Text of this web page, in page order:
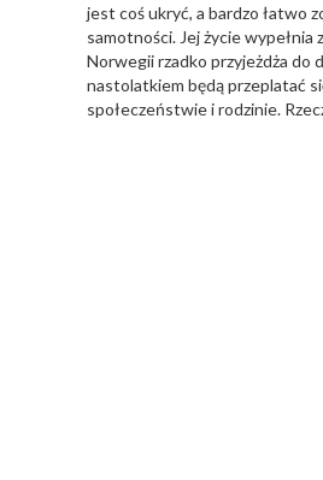
jest coś ukryć, a bardzo łatwo
samotności. Jej życie wypełnia
Norwegii rzadko przyjeżdża do
nastolatkiem będą przeplatać
społeczeństwie i rodzinie.